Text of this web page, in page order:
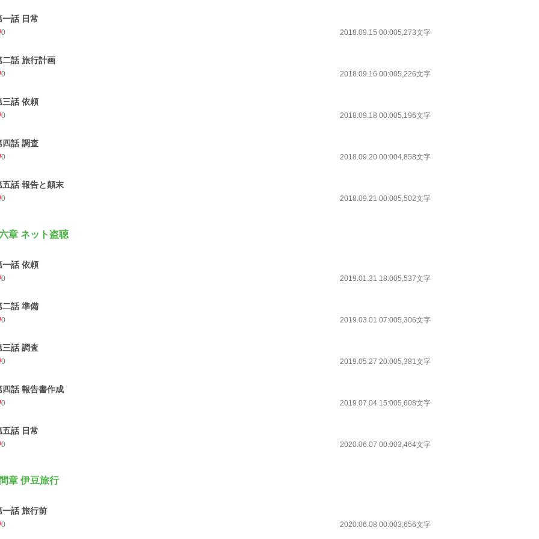
一話 日常
0 2018.09.15 00:005,273文字
二話 旅行計画
0 2018.09.16 00:005,226文字
三話 依頼
0 2018.09.18 00:005,196文字
四話 調査
0 2018.09.20 00:004,858文字
五話 報告と顛末
0 2018.09.21 00:005,502文字
章 ネット盗聴
一話 依頼
0 2019.01.31 18:005,537文字
二話 準備
0 2019.03.01 07:005,306文字
三話 調査
0 2019.05.27 20:005,381文字
四話 報告書作成
0 2019.07.04 15:005,608文字
五話 日常
0 2020.06.07 00:003,464文字
章 伊豆旅行
一話 旅行前
0 2020.06.08 00:003,656文字